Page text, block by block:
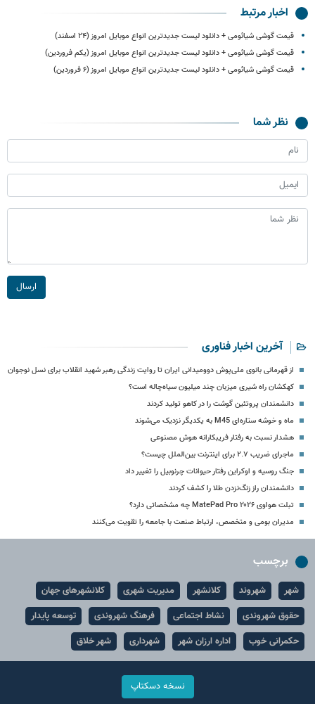
اخبار مرتبط
قیمت گوشی‌ شیائومی + دانلود لیست جدیدترین انواع موبایل امروز (۲۴ اسفند)
قیمت گوشی‌ شیائومی + دانلود لیست جدیدترین انواع موبایل امروز (یکم فروردین)
قیمت گوشی‌ شیائومی + دانلود لیست جدیدترین انواع موبایل امروز (۶ فروردین)
نظر شما
ارسال
آخرین اخبار فناوری
از قهرمانی بانوی ملی‌پوش دوومیدانی ایران تا روایت زندگی رهبر شهید انقلاب برای نسل نوجوان
کهکشان راه شیری میزبان چند میلیون سیاه‌چاله است؟
دانشمندان پروتئین گوشت را در کاهو تولید کردند
ماه و خوشه ستاره‌ای M45 به یکدیگر نزدیک می‏‌شوند
هشدار نسبت به رفتار فریبکارانه هوش مصنوعی
ماجرای ضریب ۲.۷ برای اینترنت بین‌الملل چیست؟
جنگ روسیه و اوکراین رفتار حیوانات چرنوبیل را تغییر داد
دانشمندان راز زنگ‌نزدن طلا را کشف کردند
تبلت هواوی MatePad Pro ۲۰۲۶ چه مشخصاتی دارد؟
مدیران بومی و متخصص، ارتباط صنعت با جامعه را تقویت می‌کنند
برچسب
شهر شهروند کلانشهر مدیریت شهری
کلانشهرهای جهان
حقوق شهروندی
نشاط اجتماعی فرهنگ شهروندی
توسعه پایدار
حکمرانی خوب
اداره ارزان شهر شهرداری شهر خلاق
نسخه دسکتاپ